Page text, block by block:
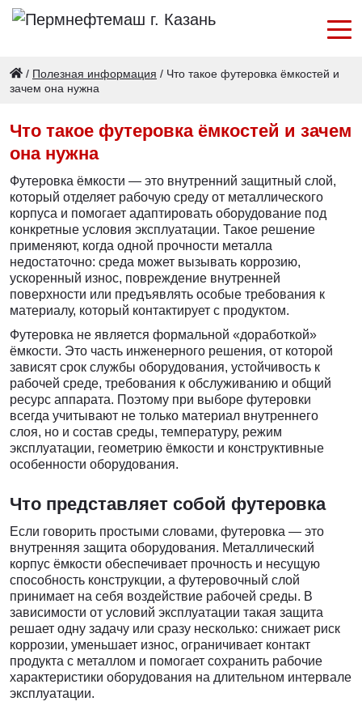
/ Полезная информация / Что такое футеровка ёмкостей и
зачем она нужна
Что такое футеровка ёмкостей и зачем
она нужна
Футеровка ёмкости — это внутренний защитный слой,
который отделяет рабочую среду от металлического
корпуса и помогает адаптировать оборудование под
конкретные условия эксплуатации. Такое решение
применяют, когда одной прочности металла
недостаточно: среда может вызывать коррозию,
ускоренный износ, повреждение внутренней
поверхности или предъявлять особые требования к
материалу, который контактирует с продуктом.
Футеровка не является формальной «доработкой»
ёмкости. Это часть инженерного решения, от которой
зависят срок службы оборудования, устойчивость к
рабочей среде, требования к обслуживанию и общий
ресурс аппарата. Поэтому при выборе футеровки
всегда учитывают не только материал внутреннего
слоя, но и состав среды, температуру, режим
эксплуатации, геометрию ёмкости и конструктивные
особенности оборудования.
Что представляет собой футеровка
Если говорить простыми словами, футеровка — это
внутренняя защита оборудования. Металлический
корпус ёмкости обеспечивает прочность и несущую
способность конструкции, а футеровочный слой
принимает на себя воздействие рабочей среды. В
зависимости от условий эксплуатации такая защита
решает одну задачу или сразу несколько: снижает риск
коррозии, уменьшает износ, ограничивает контакт
продукта с металлом и помогает сохранить рабочие
характеристики оборудования на длительном интервале
эксплуатации.